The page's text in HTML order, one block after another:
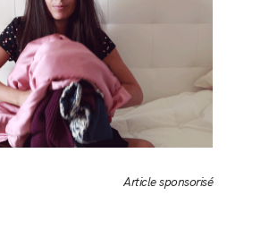
Article sponsorisé